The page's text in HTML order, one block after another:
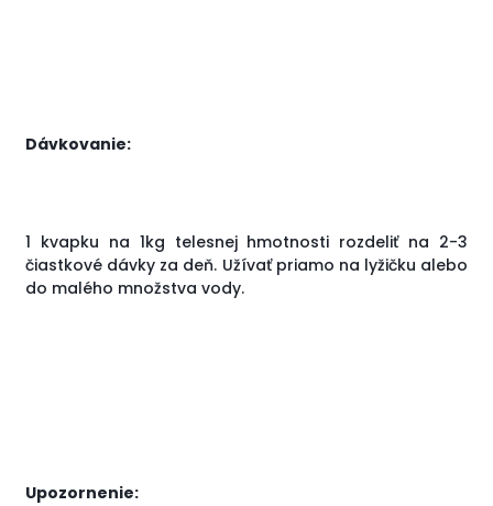
Dávkovanie:
1 kvapku na 1kg telesnej hmotnosti rozdeliť na 2-3
čiastkové dávky za deň. Užívať priamo na lyžičku alebo
do malého množstva vody.
Upozornenie: